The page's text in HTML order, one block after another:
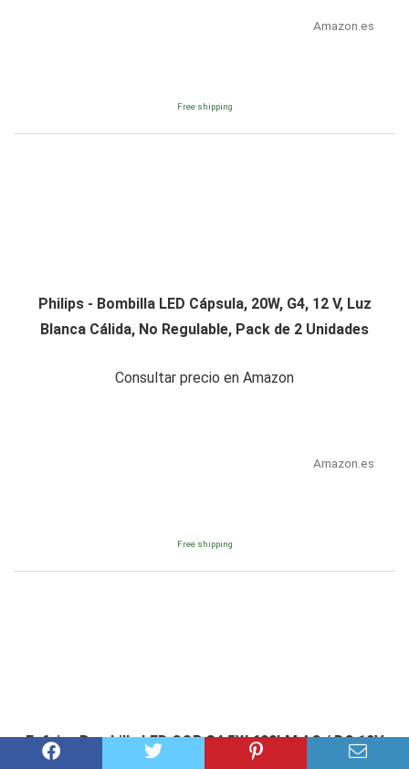
Amazon.es
Free shipping
Philips - Bombilla LED Cápsula, 20W, G4, 12 V, Luz
Blanca Cálida, No Regulable, Pack de 2 Unidades
Consultar precio en Amazon
Amazon.es
Free shipping
Fafeicy Bombilla LED COB G4 5W 600LM AC / DC 12V